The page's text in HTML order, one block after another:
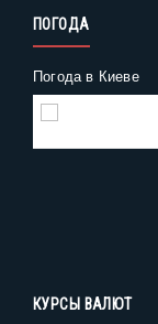
ПОГОДА
Погода в Киеве
КУРСЫ ВАЛЮТ